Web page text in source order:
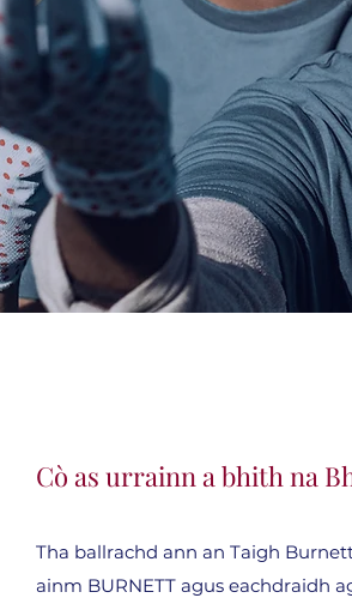
Cò as urrainn a bhith na
Tha ballrachd ann an Taigh
ainm BURNETT agus eachdraidh